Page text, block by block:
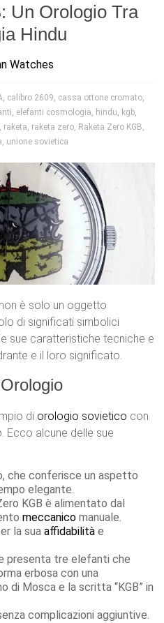
Un Orologio Tra
Hindu
Watches
, calibro 2609, cassa ottone cromato,
, elefanti cosmologia, hindu, kgb,
, raketa, raketa zero, Raketa Zero KGB,
, unione sovietica
è solo un oggetto
di significati simbolici
sue caratteristiche tecniche e
e il loro significato.
di orologio sovietico con
Ecco alcune delle sue
che conferisce un aspetto
elegante.
KGB è alimentato dal
meccanico manuale.
la suaaffidabilità e
presenta tre elefanti che
erbosa con una
di Mosca e la scritta “KGB” in
complicazioni aggiuntive.